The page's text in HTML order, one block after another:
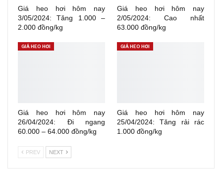
Giá heo hơi hôm nay
3/05/2024: Tăng 1.000 –
2.000 đồng/kg
Giá heo hơi hôm nay
2/05/2024: Cao nhất
63.000 đồng/kg
GIÁ HEO HƠI
Giá heo hơi hôm nay
26/04/2024: Đi ngang
60.000 – 64.000 đồng/kg
GIÁ HEO HƠI
Giá heo hơi hôm nay
25/04/2024: Tăng rải rác
1.000 đồng/kg
PREV NEXT